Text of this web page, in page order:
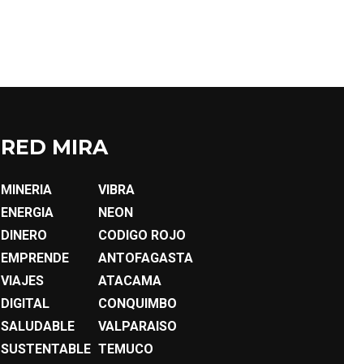
RED MIRA
MINERIA
ENERGIA
DINERO
EMPRENDE
VIAJES
DIGITAL
SALUDABLE
SUSTENTABLE
VIBRA
NEON
CODIGO ROJO
ANTOFAGASTA
ATACAMA
CONQUIMBO
VALPARAISO
TEMUCO